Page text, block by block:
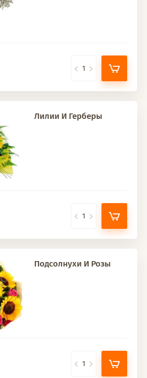
Лилии И Герберы
Подсолнухи И Розы